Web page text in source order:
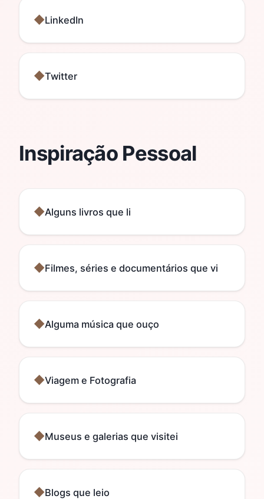
LinkedIn
Twitter
Inspiração Pessoal
Alguns livros que li
Filmes, séries e documentários que vi
Alguma música que ouço
Viagem e Fotografia
Museus e galerias que visitei
Blogs que leio